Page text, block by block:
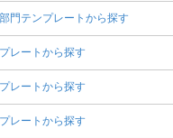
門テンプレートから探す
レートから探す
レートから探す
レートから探す